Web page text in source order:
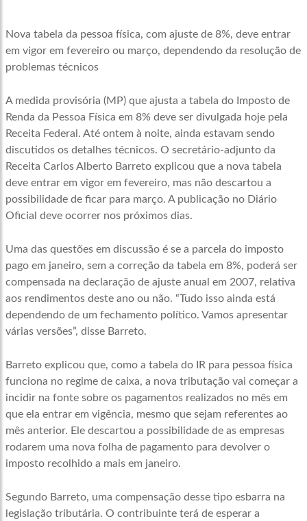
Nova tabela da pessoa física, com ajuste de 8%, deve entrar
em vigor em fevereiro ou março, dependendo da resolução de
problemas técnicos
A medida provisória (MP) que ajusta a tabela do Imposto de
Renda da Pessoa Física em 8% deve ser divulgada hoje pela
Receita Federal. Até ontem à noite, ainda estavam sendo
discutidos os detalhes técnicos. O secretário-adjunto da
Receita Carlos Alberto Barreto explicou que a nova tabela
deve entrar em vigor em fevereiro, mas não descartou a
possibilidade de ficar para março. A publicação no Diário
Oficial deve ocorrer nos próximos dias.
Uma das questões em discussão é se a parcela do imposto
pago em janeiro, sem a correção da tabela em 8%, poderá ser
compensada na declaração de ajuste anual em 2007, relativa
aos rendimentos deste ano ou não. “Tudo isso ainda está
dependendo de um fechamento político. Vamos apresentar
várias versões”, disse Barreto.
Barreto explicou que, como a tabela do IR para pessoa física
funciona no regime de caixa, a nova tributação vai começar a
incidir na fonte sobre os pagamentos realizados no mês em
que ela entrar em vigência, mesmo que sejam referentes ao
mês anterior. Ele descartou a possibilidade de as empresas
rodarem uma nova folha de pagamento para devolver o
imposto recolhido a mais em janeiro.
Segundo Barreto, uma compensação desse tipo esbarra na
legislação tributária. O contribuinte terá de esperar a